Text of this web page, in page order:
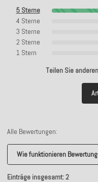
5 Sterne
4 Sterne
3 Sterne
2 Sterne
1 Stern
Teilen Sie
Alle Bewertungen:
Wie funktionieren
Einträge insgesamt: 2